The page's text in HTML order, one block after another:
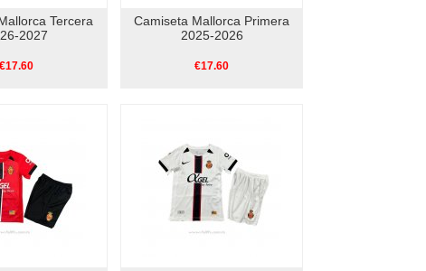
Tercera
2027
€17.60
Camiseta Mallorca Primera
2025-2026
€17.60